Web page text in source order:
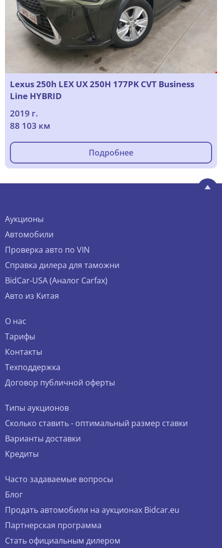
Lexus 250h LEX UX 250H 177PK CVT Business
Line HYBRID
2019 г.
88 103 км
Подробнее
Аукционы
Автомобили
Проверка авто по VIN
Справка дилера для таможни
BidCar-USA (Аналог Carfax)
Авто из Китая
О нас
Тарифы
Контакты
Техподдержка
Договор публичной оферты
Типы аукционов
Сколько ставить - оптимальный размер ставки
Варианты доставки
Кредиты
Часто задаваемые вопросы
Блог
Продать автомобили на аукционах Bidcar.eu
Партнерская программа
Стать официальным дилером